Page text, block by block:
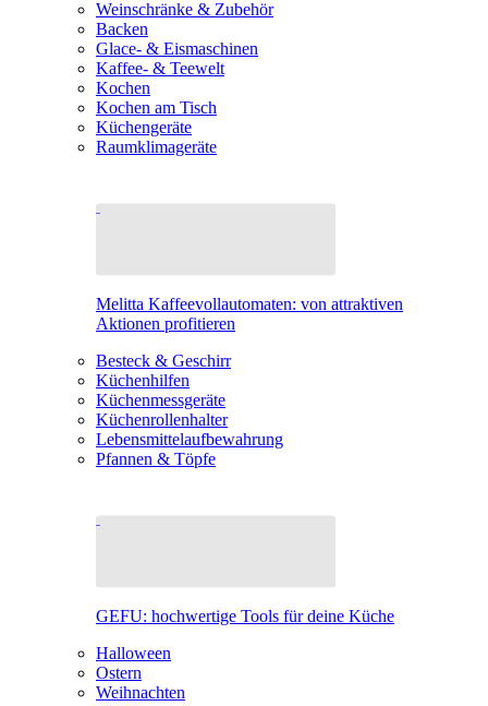
Weinschränke & Zubehör
Backen
Glace- & Eismaschinen
Kaffee- & Teewelt
Kochen
Kochen am Tisch
Küchengeräte
Raumklimageräte
Melitta Kaffeevollautomaten: von attraktiven
Aktionen profitieren
Besteck & Geschirr
Küchenhilfen
Küchenmessgeräte
Küchenrollenhalter
Lebensmittelaufbewahrung
Pfannen & Töpfe
GEFU: hochwertige Tools für deine Küche
Halloween
Ostern
Weihnachten